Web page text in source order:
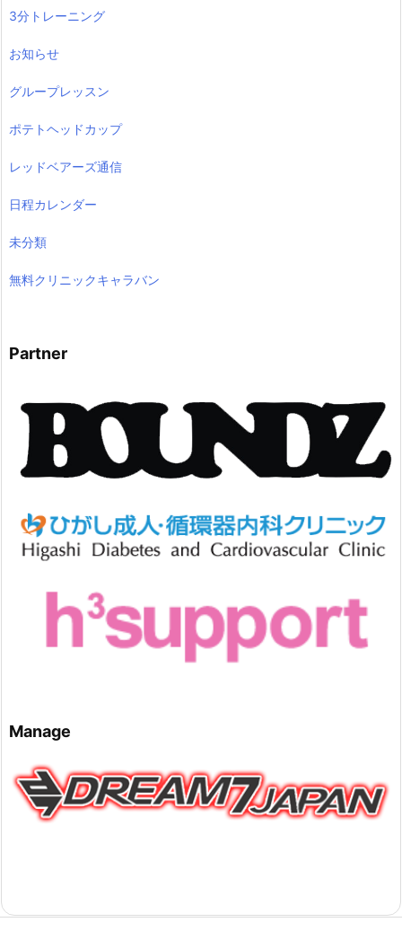
3分トレーニング
お知らせ
グループレッスン
ポテトヘッドカップ
レッドベアーズ通信
日程カレンダー
未分類
無料クリニックキャラバン
Partner
Manage